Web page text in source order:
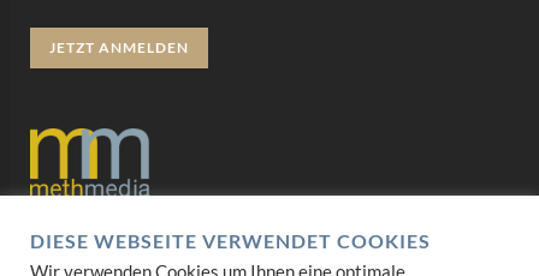
JETZT ANMELDEN
Datenschutz
DIESE WEBSEITE VERWENDET COOKIES
Wir verwenden Cookies um Ihnen eine optimale